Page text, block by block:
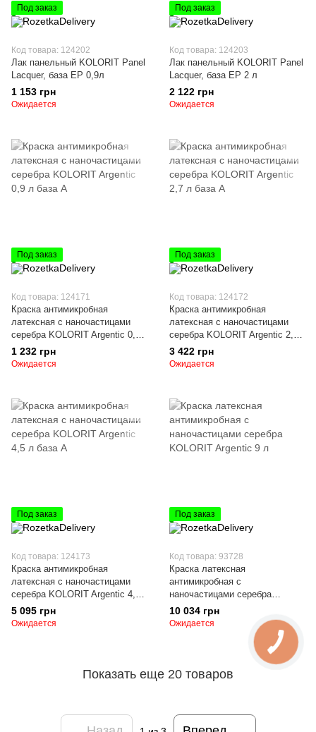
Под заказ
Код товара: 124202
Лак панельный KOLORIT Panel
Lacquer, база EP 0,9л
1 153 грн
Ожидается
Под заказ
Код товара: 124203
Лак панельный KOLORIT Panel
Lacquer, база EP 2 л
2 122 грн
Ожидается
Под заказ
Код товара: 124171
Краска антимикробная
латексная с наночастицами
серебра KOLORIT Argentic 0,9
л база А
1 232 грн
Ожидается
Под заказ
Код товара: 124172
Краска антимикробная
латексная с наночастицами
серебра KOLORIT Argentic 2,7
л база А
3 422 грн
Ожидается
Под заказ
Код товара: 124173
Краска антимикробная
латексная с наночастицами
серебра KOLORIT Argentic 4,5
л база А
5 095 грн
Ожидается
Под заказ
Код товара: 93728
Краска латексная
антимикробная с
наночастицами серебра
KOLORIT Argentic 9 л
10 034 грн
Ожидается
Показать еще 20 товаров